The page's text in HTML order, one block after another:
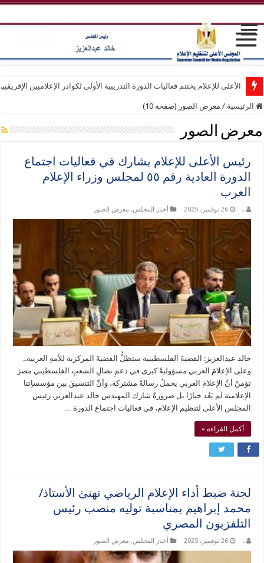
الأعلى للإعلام يختتم فعاليات الدورة التدريبية الأولى لكوادر الإعلاميين
الرئيسية / معرض الصور (صفحه 10)
معرض الصور
رئيس الأعلى للإعلام يشارك في فعاليات اجتماع
الدورة العادية رقم ٥٥ لمجلس وزراء الإعلام
العرب
. 26 نوفمبر، 2025 أخبار المجلس, معرض الصور
خالد عبدالعزيز: القضيةَ الفلسطينية ستظلُّ القضيةَ المركزية للأمةِ العربية..
وعلى الإعلامَ العربي مسؤوليةً كبرى في دعمِ نضالِ الشعبِ الفلسطيني مصرَ
تؤمنُ أنَّ الإعلامَ العربي يحملُ رسالةً مشتركة، وأنَّ التنسيقَ بين مؤسساِتنا
الإعلامية لم يَعُد خيارًا بل ضرورةً شارك المهندس خالد عبدالعزيز. رئيس
المجلس الأعلى لتنظيم الإعلام، في فعاليات اجتماع الدورة …
أكمل القراءة »
لجنة ضبط أداء الإعلام الرياضي تهنئ الأستاذ/
محمد إبراهيم بمناسبة توليه منصب رئيس
التلفزيون المصري
. 26 نوفمبر، 2025 أخبار المجلس, معرض الصور